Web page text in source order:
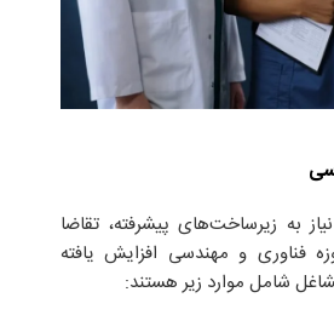
به زیرساخت‌های پیشرفته، تقاضا
فناوری و مهندسی افزایش یافته
شامل موارد زیر هستند: